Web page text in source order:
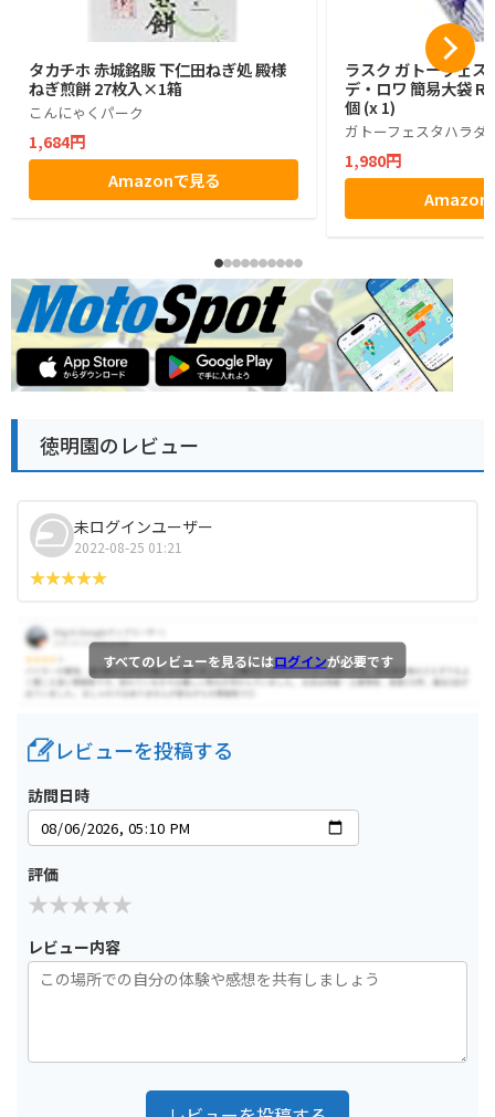
タカチホ 赤城銘販 下仁田ねぎ処 殿様
ねぎ煎餅 27枚入×1箱
こんにゃくパーク
1,684円
Amazonで見る
ラスク ガトーフェス
デ・ロワ 簡易大袋
個 (x 1)
ガトーフェスタハラダ
1,980円
Amazon
徳明園のレビュー
未ログインユーザー
2022-08-25 01:21
すべてのレビューを見るにはログインが必要です
レビューを投稿する
訪問日時
評価
レビュー内容